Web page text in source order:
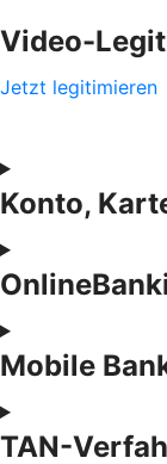
Video-
Jetzt legitimieren
Konto,
Mobile
TAN-